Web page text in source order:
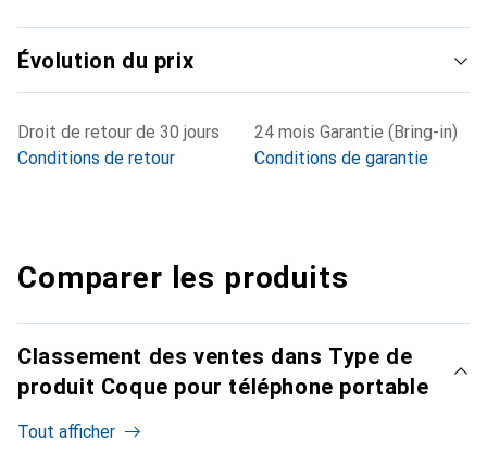
Évolution du prix
Droit de retour de 30 jours
Conditions de retour
24 mois Garantie (Bring-in)
Conditions de garantie
Comparer les produits
Classement des ventes dans Type de
produit Coque pour téléphone portable
Tout afficher